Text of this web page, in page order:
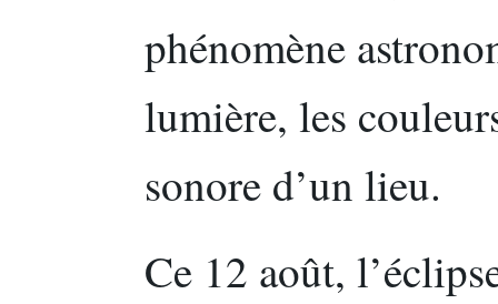
phénomène
lumière, les
sonore d’un lieu.
Ce 12 août,